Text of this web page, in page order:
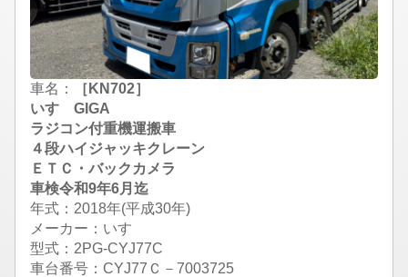
車名：
［KN702］
いすゞGIGA
ラジコン付重機運搬車
４段ハイジャッキクレーン
ＥＴＣ・バックカメラ
車検令和9年6月迄
年式：2018年(平成30年)
メーカー：いすゞ
型式：2PG-CYJ77C
車台番号：CYJ77Ｃ－7003725